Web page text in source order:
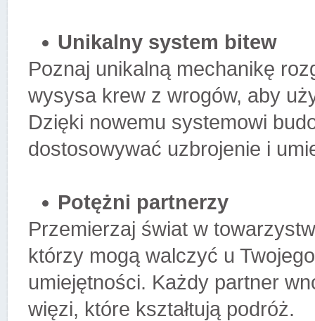
Unikalny system bitew
Poznaj unikalną mechanikę
wysysa krew z wrogów, aby
Dzięki nowemu systemowi
dostosowywać uzbrojenie i
Potężni partnerzy
Przemierzaj świat w
którzy mogą walczyć u
umiejętności. Każdy partner
więzi, które kształtują podróż.